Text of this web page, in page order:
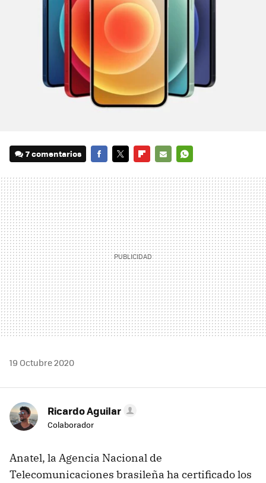
7 comentarios
MAIL
19 Octubre 2020
Ricardo Aguilar
Colaborador
Anatel, la Agencia Nacional de
Telecomunicaciones brasileña ha certificado los